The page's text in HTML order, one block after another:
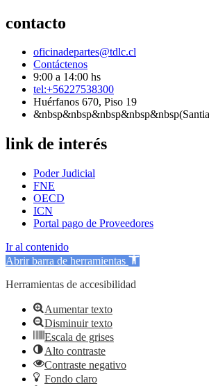
contacto
oficinadepartes@tdlc.cl
Contáctenos
9:00 a 14:00 hs
tel:+56227538300
Huérfanos 670, Piso 19
link de interés
Poder Judicial
FNE
OECD
ICN
Portal pago de Proveedores
Ir al contenido
Abrir barra de herramientas
Herramientas de accesibilidad
Aumentar texto
Disminuir texto
Escala de grises
Alto contraste
Contraste negativo
Fondo claro